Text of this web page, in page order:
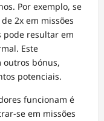
Por exemplo, se
2x em missões
pode resultar em
Este
outros bónus,
potenciais.
funcionam é
se em missões